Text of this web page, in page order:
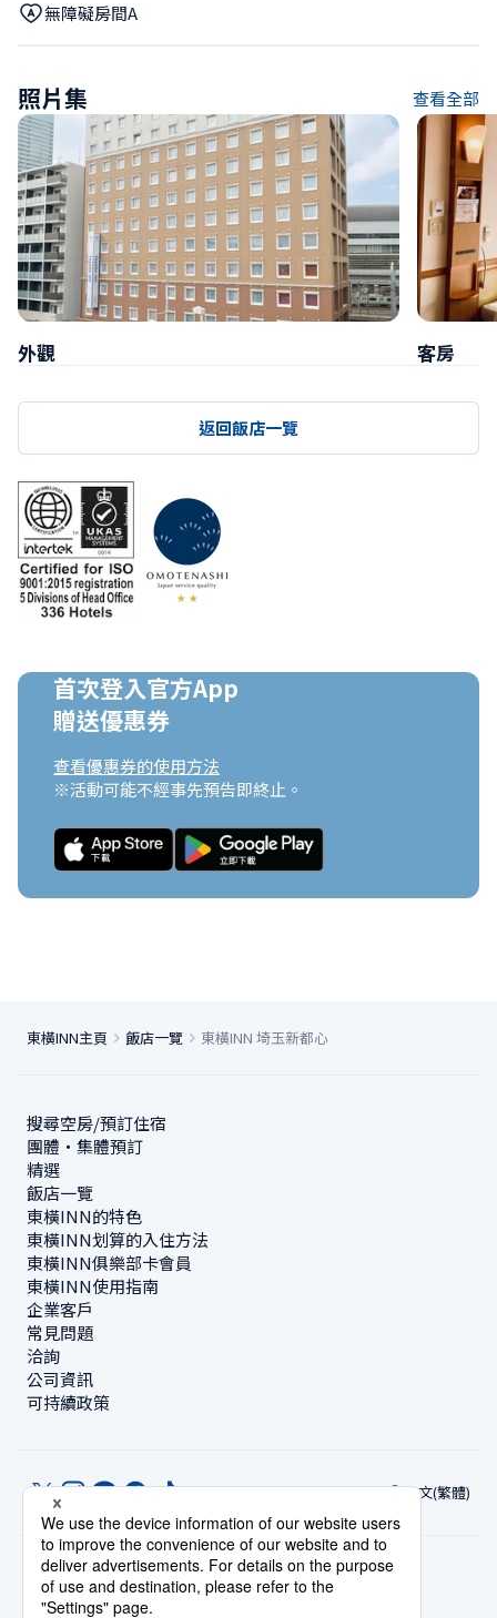
無障礙房間A
照片集 查看全部
外觀 客房
返回飯店一覽
首次登入官方App
贈送優惠券
查看優惠券的使用方法
※活動可能不經事先預告即終止。
東橫INN主頁 飯店一覽 東橫INN 埼玉新都心
搜尋空房/預訂住宿
團體・集體預訂
精選
飯店一覽
東橫INN的特色
東橫INN划算的入住方法
東橫INN俱樂部卡會員
東橫INN使用指南
企業客戶
常見問題
洽詢
公司資訊
可持續政策
中文(繁體)
© Toyoko Inn Co., Ltd.
隱私設定隱私保護政策根據特定商業交易法的標示網站政策
帳號使用條款持卡會員條款